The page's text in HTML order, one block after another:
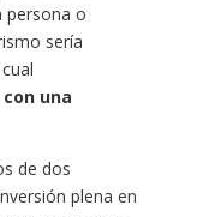
persona o
sería
una
de dos
plena en